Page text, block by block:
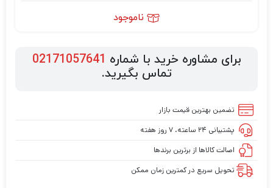
ناموجود
برای مشاوره خرید با شماره 02171057641
تماس بگیرید.
تضمین بهترین قیمت بازار
پشتیبانی ۲۴ ساعته، ۷ روز هفته
اصالت کالاها از برترین برندها
تحویل سریع در کمترین زمان ممکن